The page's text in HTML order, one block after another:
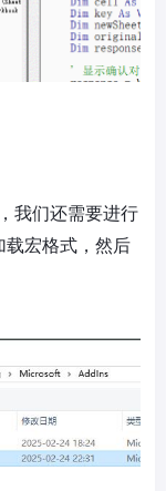
我们还需要进行
载宏格式，然后